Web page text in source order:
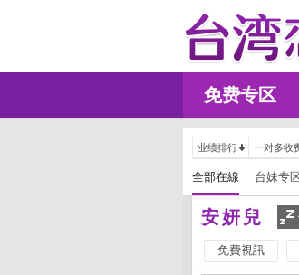
免费专区
业绩排行 一对多收
全部在線 台妹专
安妍兒
免費視訊